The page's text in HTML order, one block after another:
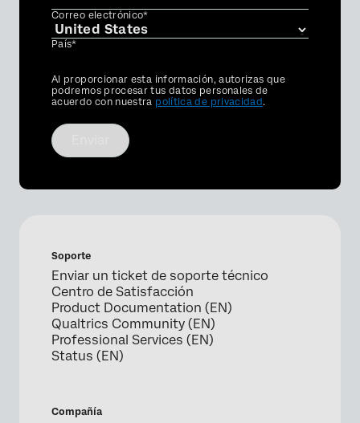
Correo electrónico*
País*
Privacy
Optin
Al proporcionar esta información, autorizas que
podremos procesar tus datos personales de
acuerdo con nuestra política de privacidad.
Soporte
Enviar un ticket de soporte técnico
Centro de Satisfacción
Product Documentation (EN)
Qualtrics Community (EN)
Professional Services (EN)
Status (EN)
Compañía